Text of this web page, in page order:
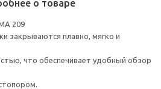
о товаре
209
закрываются плавно, мягко и
что обеспечивает удобный обзор